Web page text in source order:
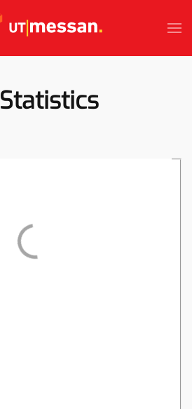
Statistics